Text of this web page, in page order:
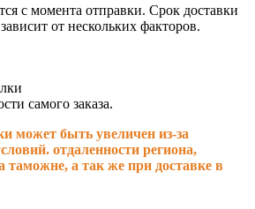
с момента отправки. Срок доставки
от нескольких факторов.
самого заказа.
может быть увеличен из-за
отдаленности региона,
таможне, а так же при доставке в